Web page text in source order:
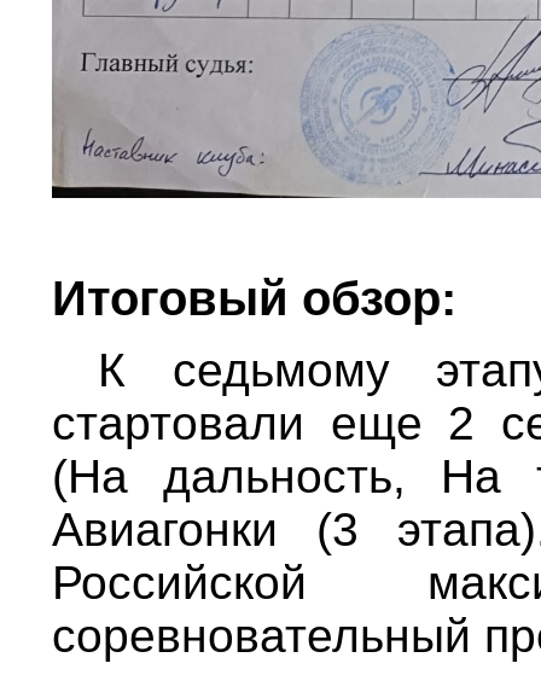
Итоговый обзор:
К седьмому
стартовали еще 2
(На дальность, На
Авиагонки (3
Российской
соревновательный